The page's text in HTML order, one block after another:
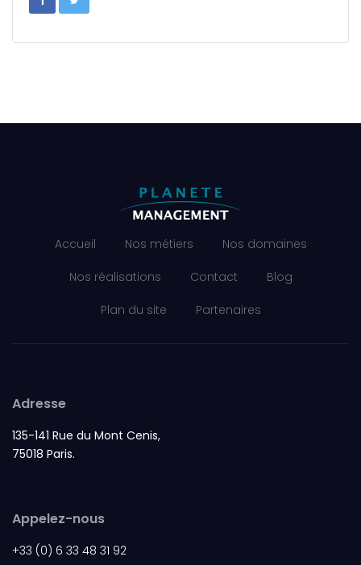
Accueil Nos métiers Nos domaines
Nos réalisations Contact Blog
Plan du site Partenaires
Adresse
135-141 Rue du Mont Cenis,
75018 Paris.
Appelez-nous
+33 (0) 6 33 48 31 92